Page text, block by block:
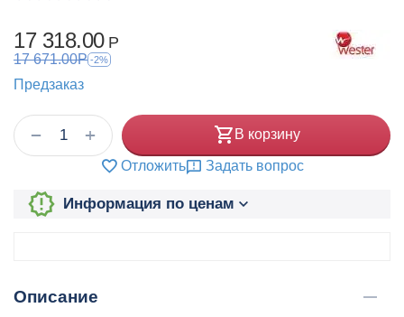
17 318.00 Р
17 671.00Р -2%
Предзаказ
+
− В корзину
Отложить Задать вопрос
Информация по ценам
Описание